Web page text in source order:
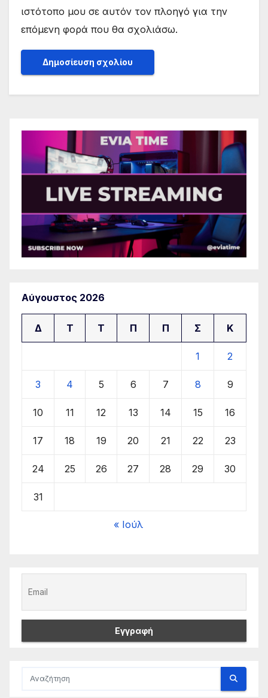
ιστότοπο μου σε αυτόν τον πλοηγό για την
επόμενη φορά που θα σχολιάσω.
Αύγουστος 2026
Δ Τ Τ Π Π Σ Κ
1 2
3 4 5 6 7 8 9
10 11 12 13 14 15 16
17 18 19 20 21 22 23
24 25 26 27 28 29 30
31
« Ιούλ